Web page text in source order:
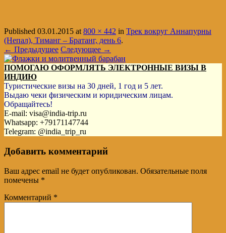
Published 03.01.2015 at800 × 442 in Трек вокруг Аннапурны
(Непал), Тиманг – Братанг, день 6.
← Предыдущее Следующее →
ПОМОГАЮ ОФОРМЛЯТЬ ЭЛЕКТРОННЫЕ ВИЗЫ В
ИНДИЮ
Туристические визы на 30 дней, 1 год и 5 лет.
Выдаю чеки физическим и юридическим лицам.
Обращайтесь!
E-mail: visa@india-trip.ru
Whatsapp: +79171147744
Telegram: @india_trip_ru
Добавить комментарий
Ваш адрес email не будет опубликован. Обязательные поля
помечены *
Комментарий *